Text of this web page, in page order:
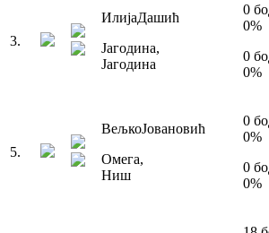
3.
ИлијаДашић
Јагодина,
Јагодина
0
0%
0
0%
5.
ВељкоЈовановић
Омега,
Ниш
0
0%
0
0%